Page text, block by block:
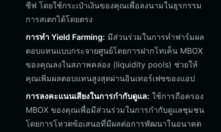
ซีฟ โดยใช้กระเป๋าเงินของคุณเพื่อลงนามในธุรกรรม
การสเตกได้โดยตรง
การทำ Yield Farming: มีส่วนร่วมในการทำฟาร์มผล
ตอบแทนแบบกระจายศูนย์โดยการฝากโทเค็น MBOX
ของคุณลงในสภาพคล่อง (liquidity pools) ช่วยให้
คุณเพิ่มผลตอบแทนสูงสุดผ่านอินเทอร์เฟซของแอป
การลงคะแนนเสียงในการกำกับดูแล: ใช้การถือครอง
MBOX ของคุณเพื่อมีส่วนร่วมในการกำกับดูแลชุมชน
โดยการโหวตข้อเสนอที่มีผลต่อการพัฒนาในอนาคต